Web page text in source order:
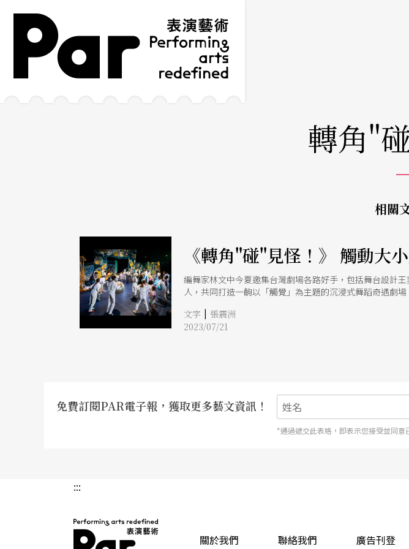
跳到主要內容區塊
網站導覽
轉角"
相關
《轉角"碰"見怪！》 觸動大
編舞家林文中今夏邀集台灣劇場各路好手，包括舞台設計
人，共同打造一齣以「觸覺」為主題的沉浸式舞蹈奇遇劇
文字 | 張震洲
2023/07/21
免費訂閱PAR電子報，獲取更多藝文資訊！
*通過遞交此表格，即表示您接受並同意
:::
關於我們 聯絡我們 廣告刊登